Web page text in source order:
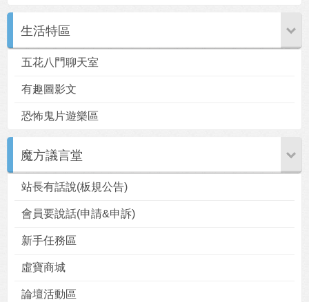
生活特區
五花八門聊天室
有趣圖影文
恐怖鬼片遊樂區
魔方議言堂
站長有話說(板規公告)
會員要說話(申請&申訴)
新手任務區
虛寶商城
論壇活動區